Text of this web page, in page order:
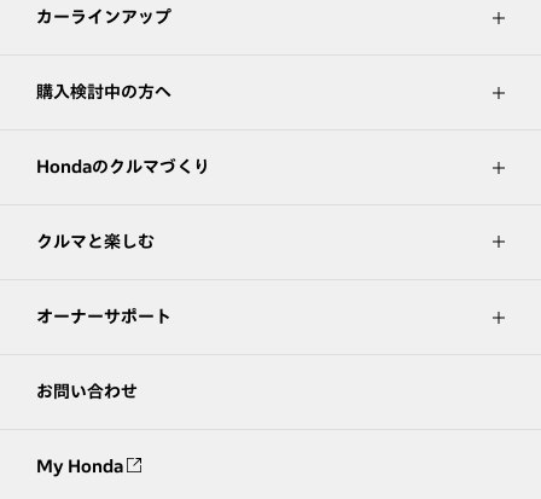
カーラインアップ
購入検討中の方へ
Hondaのクルマづくり
クルマと楽しむ
オーナーサポート
お問い合わせ
My Honda